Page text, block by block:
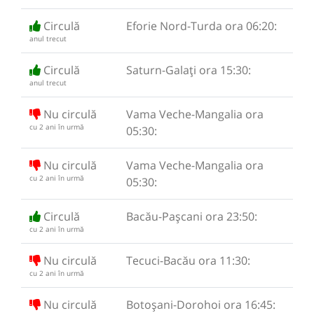
Circulă
anul trecut
Eforie Nord-Turda ora 06:20:
Circulă
anul trecut
Saturn-Galați ora 15:30:
Nu circulă
cu 2 ani în urmă
Vama Veche-Mangalia ora
05:30:
Nu circulă
cu 2 ani în urmă
Vama Veche-Mangalia ora
05:30:
Circulă
cu 2 ani în urmă
Bacău-Pașcani ora 23:50:
Nu circulă
cu 2 ani în urmă
Tecuci-Bacău ora 11:30:
Nu circulă
Botoșani-Dorohoi ora 16:45: